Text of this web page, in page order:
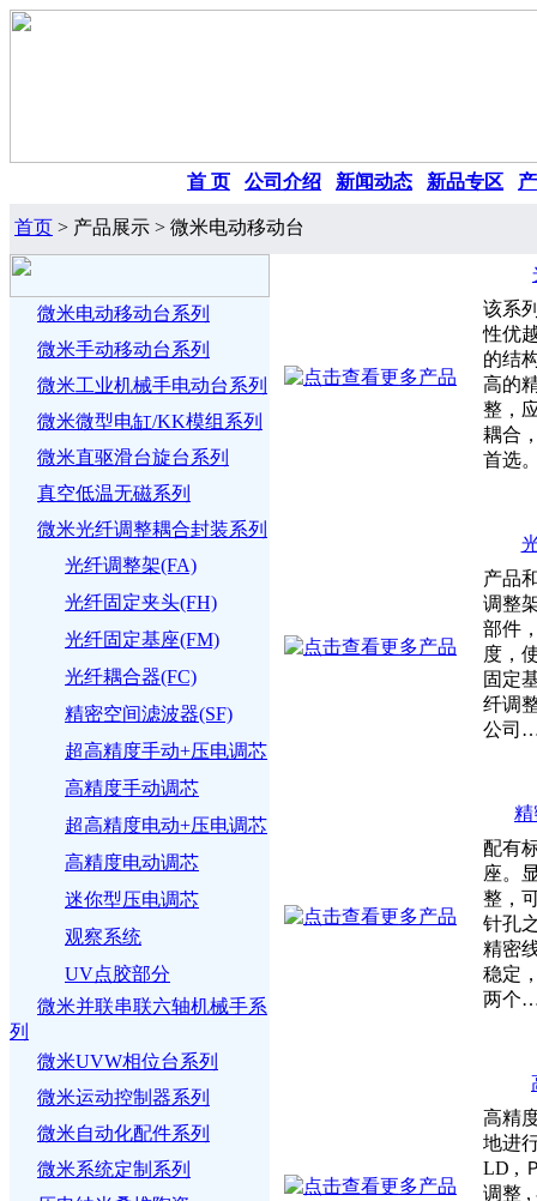
首 页 公司介绍 新闻动态 新品专区
首页 > 产品展示 > 微米电动移动台
微米电动移动台系列
微米手动移动台系列
微米工业机械手电动台系列
微米微型电缸/KK模组系列
微米直驱滑台旋台系列
真空低温无磁系列
微米光纤调整耦合封装系列
光纤调整架(FA)
光纤固定夹头(FH)
光纤固定基座(FM)
光纤耦合器(FC)
精密空间滤波器(SF)
超高精度手动+压电调芯
高精度手动调芯
超高精度电动+压电调芯
高精度电动调芯
迷你型压电调芯
观察系统
UV点胶部分
微米并联串联六轴机械手系
列
微米UVW相位台系列
微米运动控制器系列
微米自动化配件系列
微米系统定制系列
该系
性优
的结
高的
整，
耦合
首选
产品
调整
部件
度，
固定
纤调
公司
精
配有
座。
整，
针孔
精密
稳定
两个
高精
地进
LD ,
调整 ,